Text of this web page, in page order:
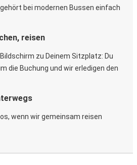
bei modernen Bussen einfach
reisen
zu Deinem Sitzplatz: Du
die Buchung und wir erledigen den
wenn wir gemeinsam reisen